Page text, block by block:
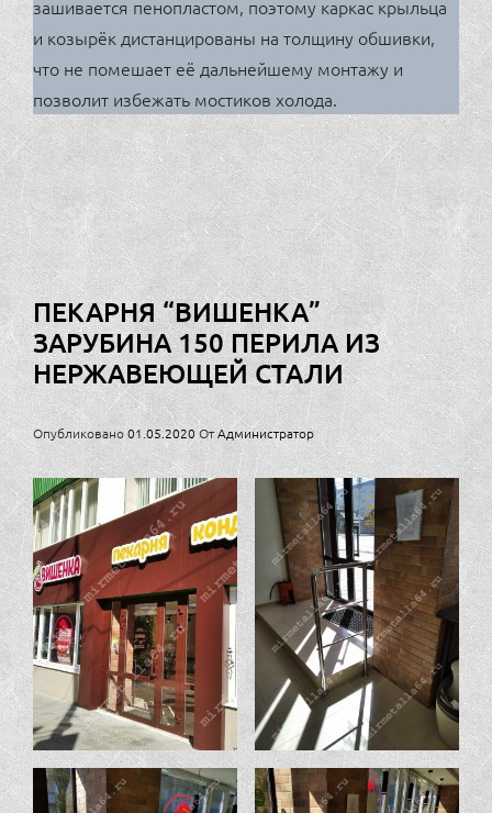
зашивается пенопластом, поэтому каркас крыльца
и козырёк дистанцированы на толщину обшивки,
что не помешает её дальнейшему монтажу и
позволит избежать мостиков холода.
ПЕКАРНЯ “ВИШЕНКА”
ЗАРУБИНА 150 ПЕРИЛА ИЗ
НЕРЖАВЕЮЩЕЙ СТАЛИ
Опубликовано01.05.2020ОтАдминистратор